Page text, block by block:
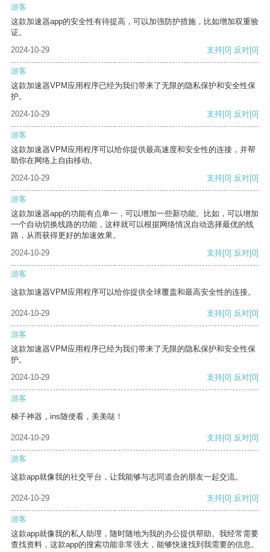
游客
这款加速器app的安全性有待提高，可以加强防护措施，比如增加双重验
证。
2024-10-29
支持[0] 反对[0]
游客
这款加速器VPM应用程序已经为我们带来了无限的隐私保护和安全性保
护。
2024-10-29
支持[0] 反对[0]
游客
这款加速器VPM应用程序可以给你提供最高速度和安全性的连接，并帮
助你在网络上自由移动。
2024-10-29
支持[0] 反对[0]
游客
这款加速器app的功能有点单一，可以增加一些新功能。比如，可以增加
一个自动切换线路的功能，这样就可以根据网络情况自动选择最优的线
路，从而获得更好的加速效果。
2024-10-29
支持[0] 反对[0]
游客
这款加速器VPM应用程序可以给你提供全球覆盖和最高安全性的连接。
2024-10-29 支持[0] 反对[0]
游客
这款加速器VPM应用程序已经为我们带来了无限的隐私保护和安全性保
护。
2024-10-29
支持[0] 反对[0]
游客
梯子神器，ins随便看，美美哒！
2024-10-29 支持[0] 反对[0]
游客
这款app就像我的社交平台，让我能够与志同道合的朋友一起交流。
2024-10-29 支持[0] 反对[0]
游客
这款app就像我的私人助理，随时随地为我的办公提供帮助。我经常需要
查找资料，这款app的搜索功能非常强大，能够快速找到我需要的信息。